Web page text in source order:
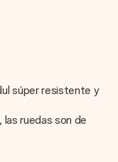
súper resistente y
las ruedas son de